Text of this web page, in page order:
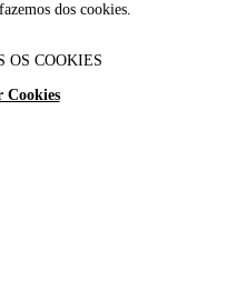
dos cookies.
OS COOKIES
Cookies